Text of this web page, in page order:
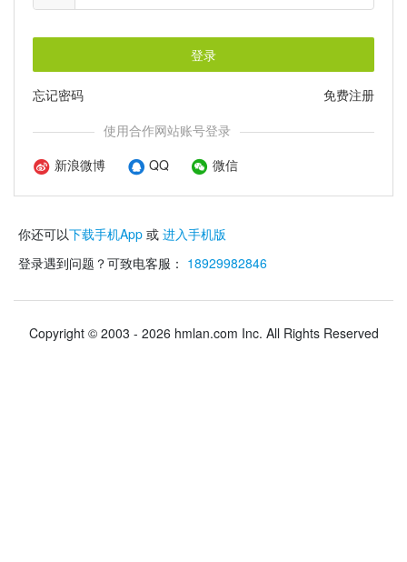
登录
免费注册
忘记密码
使用合作网站账号登录
新浪微博
QQ 微信
你还可以下载手机App 或 进入手机版
登录遇到问题？可致电客服： 18929982846
Copyright © 2003 - 2026 hmlan.com Inc. All Rights Reserved